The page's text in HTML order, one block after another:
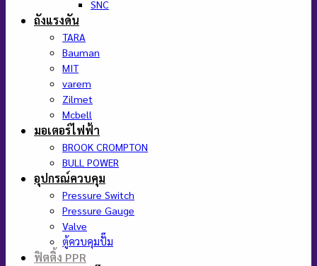
SNC
ถังแรงดัน
TARA
Bauman
MIT
varem
Zilmet
Mcbell
มอเตอร์ไฟฟ้า
BROOK CROMPTON
BULL POWER
อุปกรณ์ควบคุม
Pressure Switch
Pressure Gauge
Valve
ตู้ควบคุมปั๊ม
ฟิตติ้ง PPR